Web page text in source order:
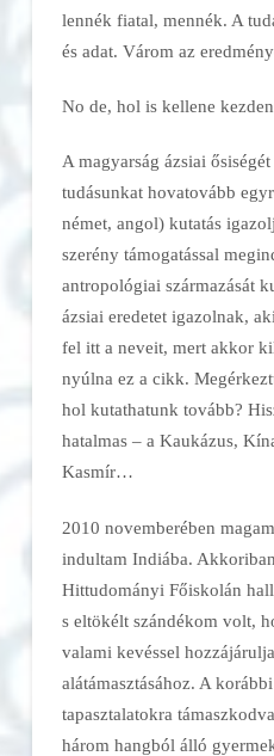
lennék fiatal, mennék. A
és adat. Várom az
No de, hol is kellene
A magyarság ázsiai
tudásunkat hovatovább
német, angol) kutatás
szerény támogatással
antropológiai származását
ázsiai eredetet igazolnak,
fel itt a neveit, mert akkor
nyúlna ez a cikk.
hol kutathatunk tovább?
hatalmas – a Kaukázus,
Kasmír…
2010 novemberében
indultam Indiába.
Hittudományi Főiskolán
s eltökélt szándékom volt,
valami kevéssel
alátámasztásához. A
tapasztalatokra
három hangból álló